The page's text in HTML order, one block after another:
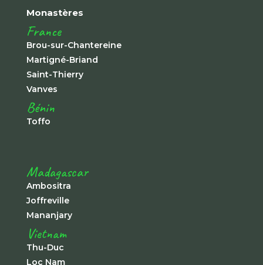
Monastères
France
Brou-sur-Chantereine
Martigné-Briand
Saint-Thierry
Vanves
Bénin
Toffo
Madagascar
Ambositra
Joffreville
Mananjary
Vietnam
Thu-Duc
Loc Nam